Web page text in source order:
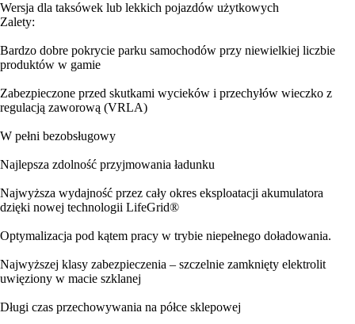
Wersja dla taksówek lub lekkich pojazdów użytkowych
Zalety:
Bardzo dobre pokrycie parku samochodów przy niewielkiej liczbie
produktów w gamie
Zabezpieczone przed skutkami wycieków i przechyłów wieczko z
regulacją zaworową (VRLA)
W pełni bezobsługowy
Najlepsza zdolność przyjmowania ładunku
Najwyższa wydajność przez cały okres eksploatacji akumulatora
dzięki nowej technologii LifeGrid®
Optymalizacja pod kątem pracy w trybie niepełnego doładowania.
Najwyższej klasy zabezpieczenia – szczelnie zamknięty elektrolit
uwięziony w macie szklanej
Długi czas przechowywania na półce sklepowej